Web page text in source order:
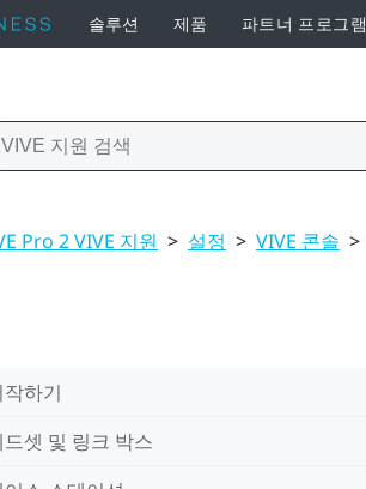
솔루션 제품 파트너 프로그램
Pro 2 VIVE 지원 > 설정 > VIVE 콘솔 >
하기
셋 및 링크 박스